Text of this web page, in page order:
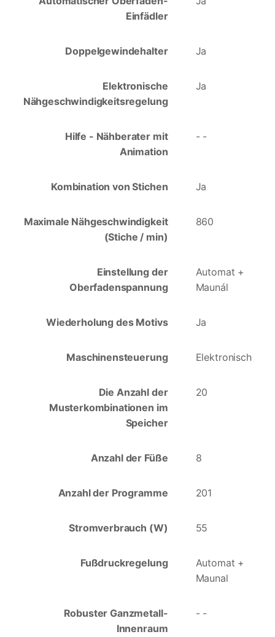
Einfädler
Doppelgewindehalter Ja
Elektronische
Nähgeschwindigkeitsregelung
Ja
Hilfe - Nähberater mit
Animation
- -
Kombination von Stichen Ja
Maximale Nähgeschwindigkeit
(Stiche / min)
860
Einstellung der
Oberfadenspannung
Automat +
Maunál
Wiederholung des Motivs Ja
Maschinensteuerung Elektronisch
Die Anzahl der
Musterkombinationen im
Speicher
20
Anzahl der Füße 8
Anzahl der Programme 201
Stromverbrauch (W) 55
Fußdruckregelung
Automat +
Maunal
Robuster Ganzmetall-
Innenraum
- -